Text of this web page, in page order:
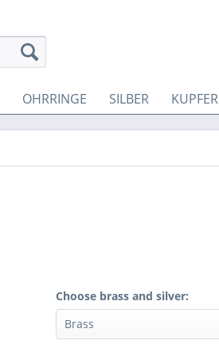
OHRRINGE SILBER KUPFER
Choose brass and silver: